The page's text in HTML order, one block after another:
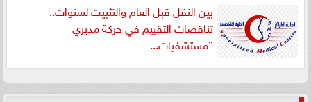
بين النقل قبل العام والتثبيت لسنوات..
تناقضات التقييم في حركة مديري
”مستشفيات...